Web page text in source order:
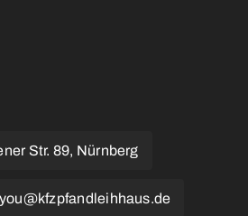
Str. 89, Nürnberg